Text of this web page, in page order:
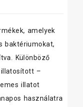
amelyek
baktériumokat,
Különböző
–
illatot
használatra